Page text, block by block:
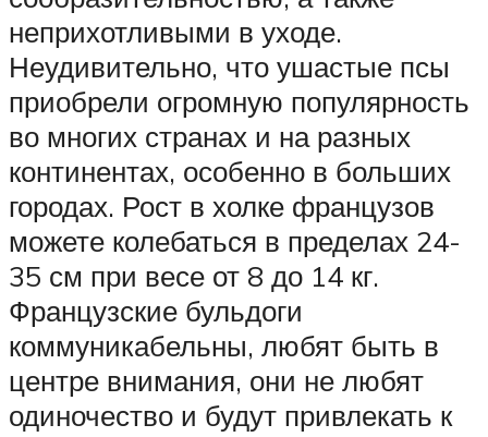
неприхотливыми в уходе.
Неудивительно, что ушастые псы
приобрели огромную популярность
во многих странах и на разных
континентах, особенно в больших
городах. Рост в холке французов
можете колебаться в пределах 24-
35 см при весе от 8 до 14 кг.
Французские бульдоги
коммуникабельны, любят быть в
центре внимания, они не любят
одиночество и будут привлекать к